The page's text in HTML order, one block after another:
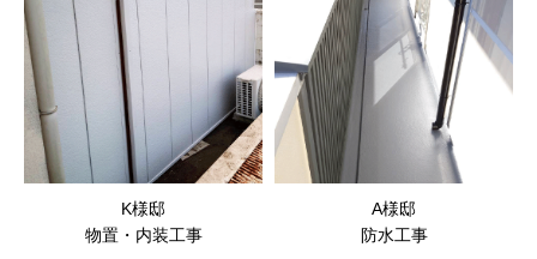
K様邸
物置・内装工事
A様邸
防水工事